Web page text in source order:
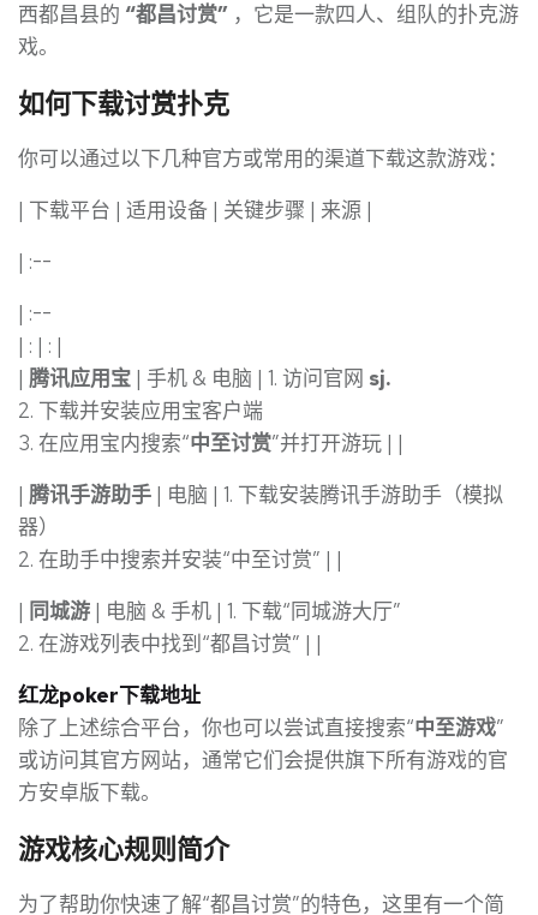
西都昌县的 “都昌讨赏” ，它是一款四人、组队的扑克游
戏。
如何下载讨赏扑克
你可以通过以下几种官方或常用的渠道下载这款游戏：
| 下载平台 | 适用设备 | 关键步骤 | 来源 |
| :--
| :--
| : | : |
| 腾讯应用宝 | 手机 & 电脑 | 1. 访问官网 sj.
2. 下载并安装应用宝客户端
3. 在应用宝内搜索“中至讨赏”并打开游玩 | |
| 腾讯手游助手 | 电脑 | 1. 下载安装腾讯手游助手（模拟
器）
2. 在助手中搜索并安装“中至讨赏” | |
| 同城游 | 电脑 & 手机 | 1. 下载“同城游大厅”
2. 在游戏列表中找到“都昌讨赏” | |
红龙poker下载地址
除了上述综合平台，你也可以尝试直接搜索“中至游戏”
或访问其官方网站，通常它们会提供旗下所有游戏的官
方安卓版下载。
游戏核心规则简介
为了帮助你快速了解“都昌讨赏”的特色，这里有一个简